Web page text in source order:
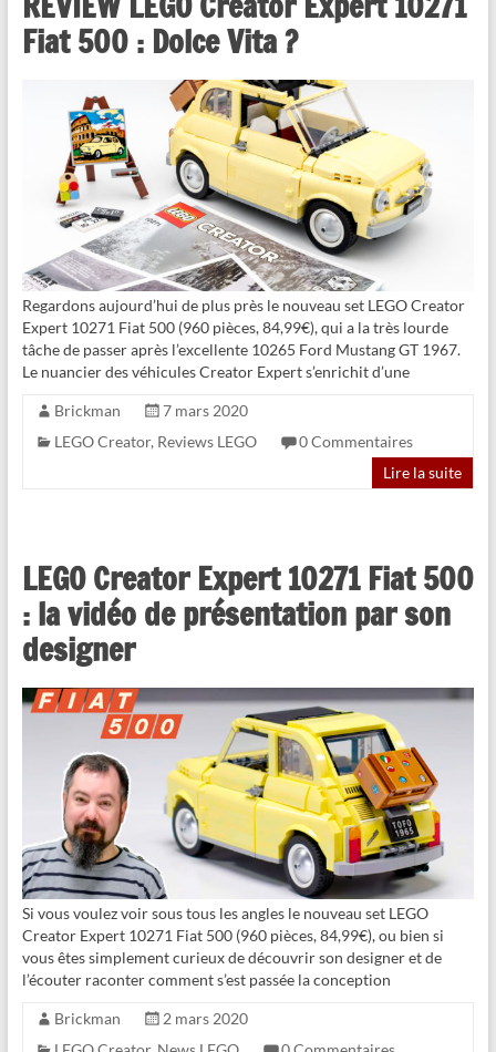
Fiat 500 : Dolce Vita ?
Regardons aujourd’hui de plus près le nouveau set LEGO Creator
Expert 10271 Fiat 500 (960 pièces, 84,99€), qui a la très lourde
tâche de passer après l’excellente 10265 Ford Mustang GT 1967.
Le nuancier des véhicules Creator Expert s’enrichit d’une
Brickman
7 mars 2020
LEGO Creator, Reviews LEGO
0 Commentaires
Lire la suite
LEGO Creator Expert 10271 Fiat 500
: la vidéo de présentation par son
designer
Si vous voulez voir sous tous les angles le nouveau set LEGO
Creator Expert 10271 Fiat 500 (960 pièces, 84,99€), ou bien si
vous êtes simplement curieux de découvrir son designer et de
l’écouter raconter comment s’est passée la conception
Brickman
2 mars 2020